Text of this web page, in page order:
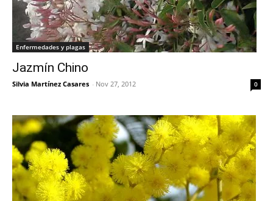
Enfermedades y plagas
Jazmín Chino
Silvia Martínez Casares - Nov 27, 2012 0